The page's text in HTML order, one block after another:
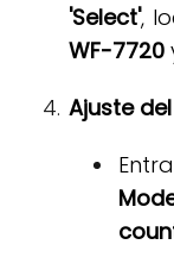
'Select',
WF-7720
Ajuste